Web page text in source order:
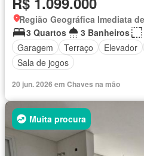
3 Quartos
3 Banheiros
Garagem
Terraço Elevador
Sala de jogos
20 jun. 2026 em Chaves na mão
Muita procura